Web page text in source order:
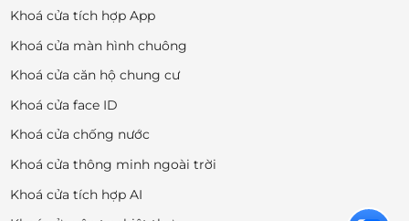
Khoá cửa tích hợp App
Khoá cửa màn hình chuông
Khoá cửa căn hộ chung cư
Khoá cửa face ID
Khoá cửa chống nước
Khoá cửa thông minh ngoài trời
Khoá cửa tích hợp AI